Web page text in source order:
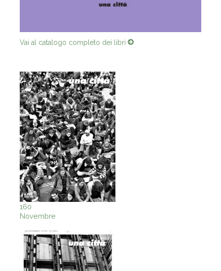
Vai al catalogo completo dei libri
160
Novembre